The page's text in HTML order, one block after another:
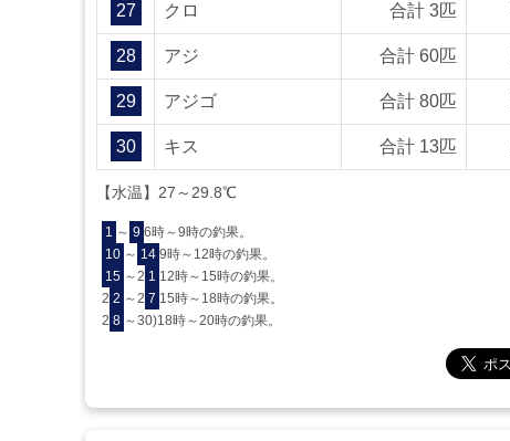
27 クロ 合計 3匹
28 アジ 合計 60匹
29 アジゴ 合計 80匹
30 キス 合計 13匹
【水温】27～29.8℃
1 ～ 9 6時～9時の釣果。
10 ～ 14 9時～12時の釣果。
15 ～2 1 12時～15時の釣果。
2 2 ～2 7 15時～18時の釣果。
2 8 ～30)18時～20時の釣果。